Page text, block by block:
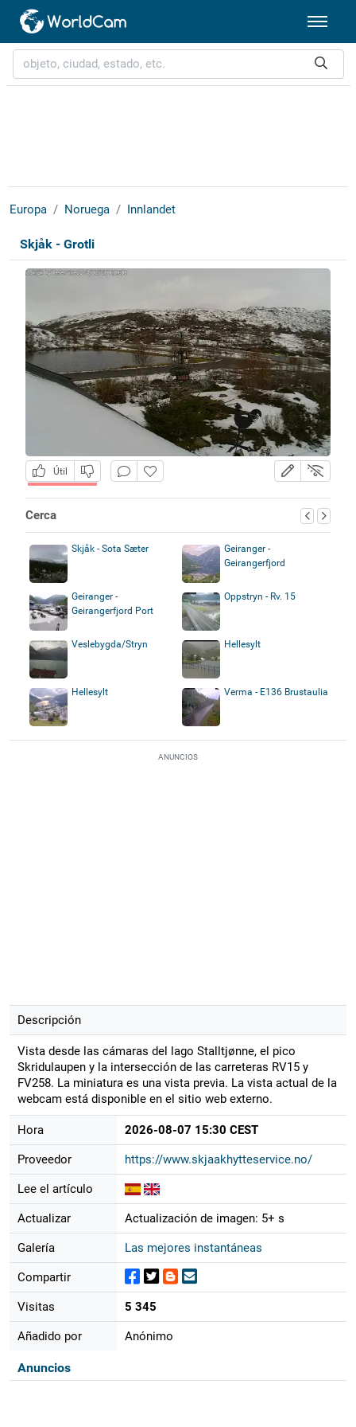
Europa Noruega Innlandet
Skjåk - Grotli
Útil
Cerca
Skjåk - Sota Sæter
Geiranger -
Geirangerfjord
Geiranger -
Geirangerfjord Port
Oppstryn - Rv. 15
Veslebygda/Stryn Hellesylt
Hellesylt Verma - E136 Brustaulia
ANUNCIOS
Descripción
Vista desde las cámaras del lago Stalltjønne, el pico
Skridulaupen y la intersección de las carreteras RV15 y
FV258. La miniatura es una vista previa. La vista actual de la
webcam está disponible en el sitio web externo.
Hora 2026-08-07 15:30 CEST
Proveedor https://www.skjaakhytteservice.no/
Lee el artículo
Actualizar Actualización de imagen: 5+ s
Galería Las mejores instantáneas
Compartir
Visitas 5 345
Añadido por Anónimo
Anuncios